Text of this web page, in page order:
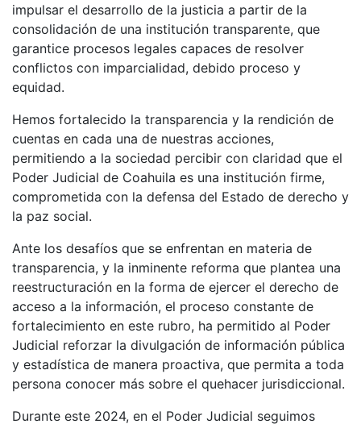
impulsar el desarrollo de la justicia a partir de la
consolidación de una institución transparente, que
garantice procesos legales capaces de resolver
conflictos con imparcialidad, debido proceso y
equidad.
Hemos fortalecido la transparencia y la rendición de
cuentas en cada una de nuestras acciones,
permitiendo a la sociedad percibir con claridad que el
Poder Judicial de Coahuila es una institución firme,
comprometida con la defensa del Estado de derecho y
la paz social.
Ante los desafíos que se enfrentan en materia de
transparencia, y la inminente reforma que plantea una
reestructuración en la forma de ejercer el derecho de
acceso a la información, el proceso constante de
fortalecimiento en este rubro, ha permitido al Poder
Judicial reforzar la divulgación de información pública
y estadística de manera proactiva, que permita a toda
persona conocer más sobre el quehacer jurisdiccional.
Durante este 2024, en el Poder Judicial seguimos